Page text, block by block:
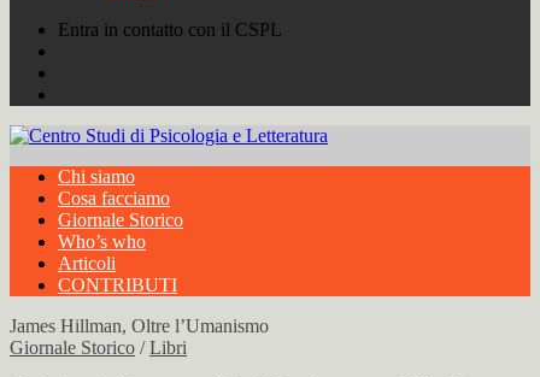
Entra in contatto con il CSPL
Chi siamo
Cosa facciamo
Giornale Storico
Who’s who
Articoli
CONTRIBUTI
James Hillman, Oltre l’Umanismo
Giornale Storico /Libri